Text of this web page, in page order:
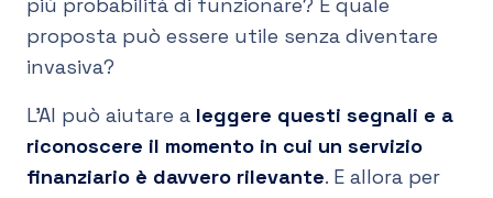
proposta può essere utile senza diventare
invasiva?
L’AI può aiutare a leggere questi segnali e a
riconoscere il momento in cui un servizio
finanziario è davvero rilevante. E allora per